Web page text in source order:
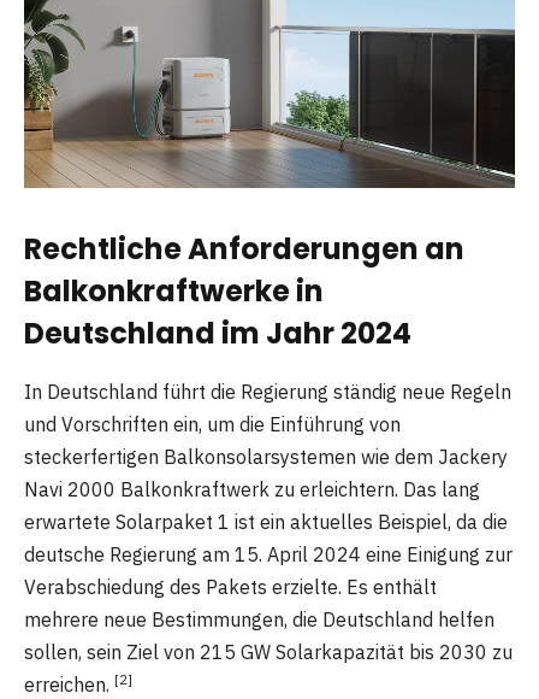
Rechtliche Anforderungen an
Balkonkraftwerke in
Deutschland im Jahr 2024
In Deutschland führt die Regierung ständig neue Regeln
und Vorschriften ein, um die Einführung von
steckerfertigen Balkonsolarsystemen wie dem Jackery
Navi 2000 Balkonkraftwerk zu erleichtern. Das lang
erwartete Solarpaket 1 ist ein aktuelles Beispiel, da die
deutsche Regierung am 15. April 2024 eine Einigung zur
Verabschiedung des Pakets erzielte. Es enthält
mehrere neue Bestimmungen, die Deutschland helfen
sollen, sein Ziel von 215 GW Solarkapazität bis 2030 zu
erreichen. [2]